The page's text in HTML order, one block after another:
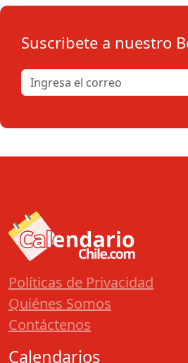
Suscribete a nuestro
Políticas de Privacidad
Quiénes Somos
Contáctenos
Calendarios